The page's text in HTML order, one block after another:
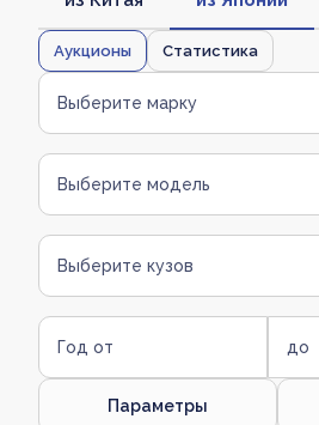
Аукционы Статистика
Выберите марку
Выберите модель
Выберите кузов
Год от до
Параметры